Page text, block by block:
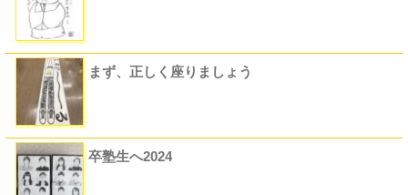
まず、正しく座りましょう
卒塾生へ2024